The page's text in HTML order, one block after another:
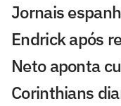
Jornais
Endrick após
Neto aponta
Corinthians